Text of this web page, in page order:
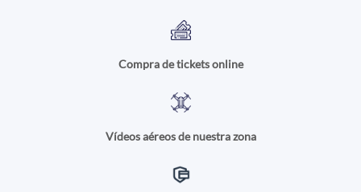
Compra de tickets online
Vídeos aéreos de nuestra zona